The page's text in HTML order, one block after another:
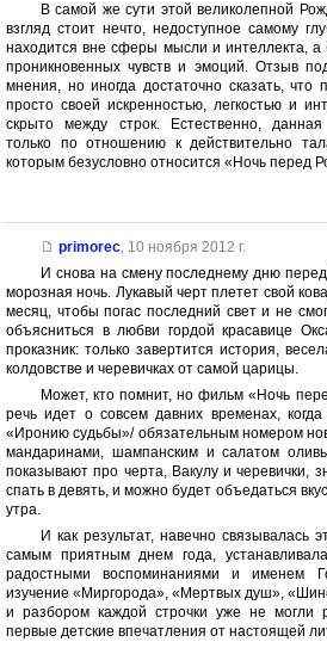
В самой же сути этой великолепной
взгляд стоит нечто, недоступное самому
находится вне сферы мысли и интеллекта, а
проникновенных чувств и эмоций. Отзыв
мнения, но иногда достаточно сказать, что
просто своей искренностью, легкостью и
скрыто между строк. Естественно, данная
только по отношению к действительно
которым безусловно относится «Ночь перед
primorec, 10 ноября 2012 г.
И снова на смену последнему дню
морозная ночь. Лукавый черт плетет свой
месяц, чтобы погас последний свет и не
объясниться в любви гордой красавице
проказник: только завертится история,
колдовстве и черевичках от самой царицы.
Может, кто помнит, но фильм «Ночь
речь идет о совсем давних временах,
«Иронию судьбы»/ обязательным номером
мандаринами, шампанским и салатом
показывают про черта, Вакулу и черевички,
спать в девять, и можно будет объедаться
утра.
И как результат, навечно связывалась
самым приятным днем года,
радостными воспоминаниями и именем
изучение «Миргорода», «Мертвых душ»,
и разбором каждой строчки уже не могли
первые детские впечатления от настоящей